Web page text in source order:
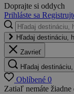
Doprajte si oddych
Prihláste sa
Hľadaj destináciu,
Zavrieť
Hľadaj
Oblíbené 0
Zatiaľ nemáte